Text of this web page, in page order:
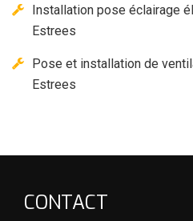
Installation pose éclairage
Estrees
Pose et installation de
Estrees
CONTACT